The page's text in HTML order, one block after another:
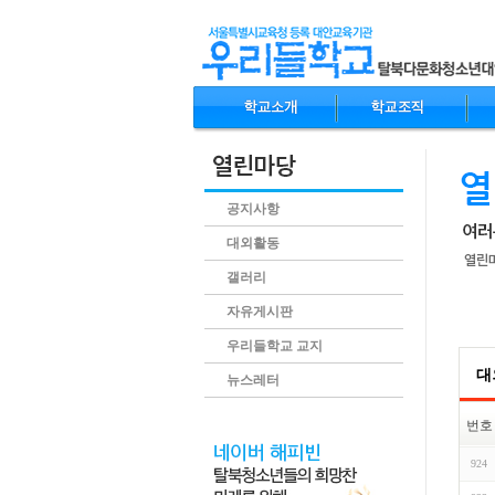
공지사항
대외활동
갤러리
자유게시판
우리들학교 교지
뉴스레터 대
번호
924